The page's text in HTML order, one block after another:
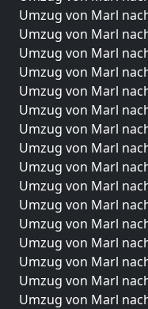
Umzug von Marl
Umzug von Marl
Umzug von Marl
Umzug von Marl
Umzug von Marl
Umzug von Marl
Umzug von Marl
Umzug von Marl
Umzug von Marl
Umzug von Marl
Umzug von Marl
Umzug von Marl
Umzug von Marl
Umzug von Marl
Umzug von Marl
Umzug von Marl